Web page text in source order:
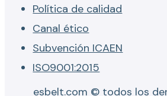
Política de calidad
Canal ético
Subvención ICAEN
ISO9001:2015
esbelt.com © todos los